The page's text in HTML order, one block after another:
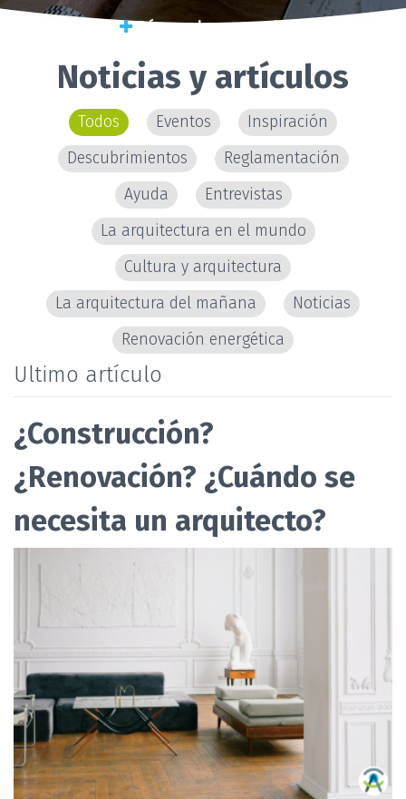
Búsqueda avanzada
Noticias y artículos
Todos Eventos
Inspiración
Descubrimientos
Reglamentación
Ayuda
Entrevistas
La arquitectura en el mundo
Cultura y arquitectura
La arquitectura del mañana
Noticias
Renovación energética
Ultimo artículo
¿Construcción?
¿Renovación? ¿Cuándo se
necesita un arquitecto?